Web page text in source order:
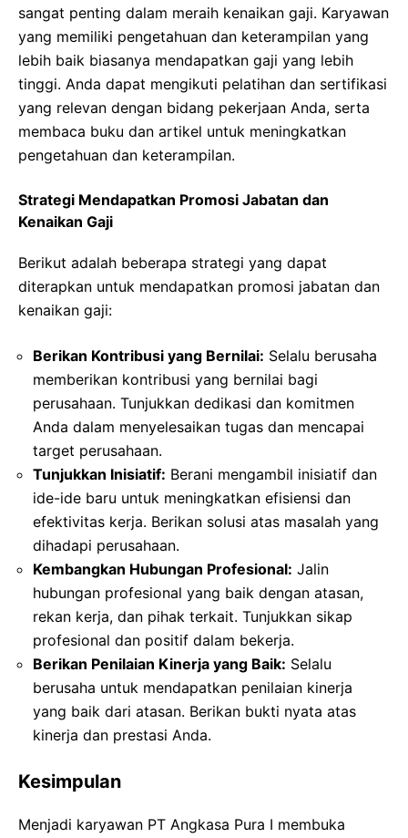
sangat penting dalam meraih kenaikan gaji. Karyawan
yang memiliki pengetahuan dan keterampilan yang
lebih baik biasanya mendapatkan gaji yang lebih
tinggi. Anda dapat mengikuti pelatihan dan sertifikasi
yang relevan dengan bidang pekerjaan Anda, serta
membaca buku dan artikel untuk meningkatkan
pengetahuan dan keterampilan.
Strategi Mendapatkan Promosi Jabatan dan
Kenaikan Gaji
Berikut adalah beberapa strategi yang dapat
diterapkan untuk mendapatkan promosi jabatan dan
kenaikan gaji:
Berikan Kontribusi yang Bernilai: Selalu berusaha
memberikan kontribusi yang bernilai bagi
perusahaan. Tunjukkan dedikasi dan komitmen
Anda dalam menyelesaikan tugas dan mencapai
target perusahaan.
Tunjukkan Inisiatif: Berani mengambil inisiatif dan
ide-ide baru untuk meningkatkan efisiensi dan
efektivitas kerja. Berikan solusi atas masalah yang
dihadapi perusahaan.
Kembangkan Hubungan Profesional: Jalin
hubungan profesional yang baik dengan atasan,
rekan kerja, dan pihak terkait. Tunjukkan sikap
profesional dan positif dalam bekerja.
Berikan Penilaian Kinerja yang Baik: Selalu
berusaha untuk mendapatkan penilaian kinerja
yang baik dari atasan. Berikan bukti nyata atas
kinerja dan prestasi Anda.
Kesimpulan
Menjadi karyawan PT Angkasa Pura I membuka